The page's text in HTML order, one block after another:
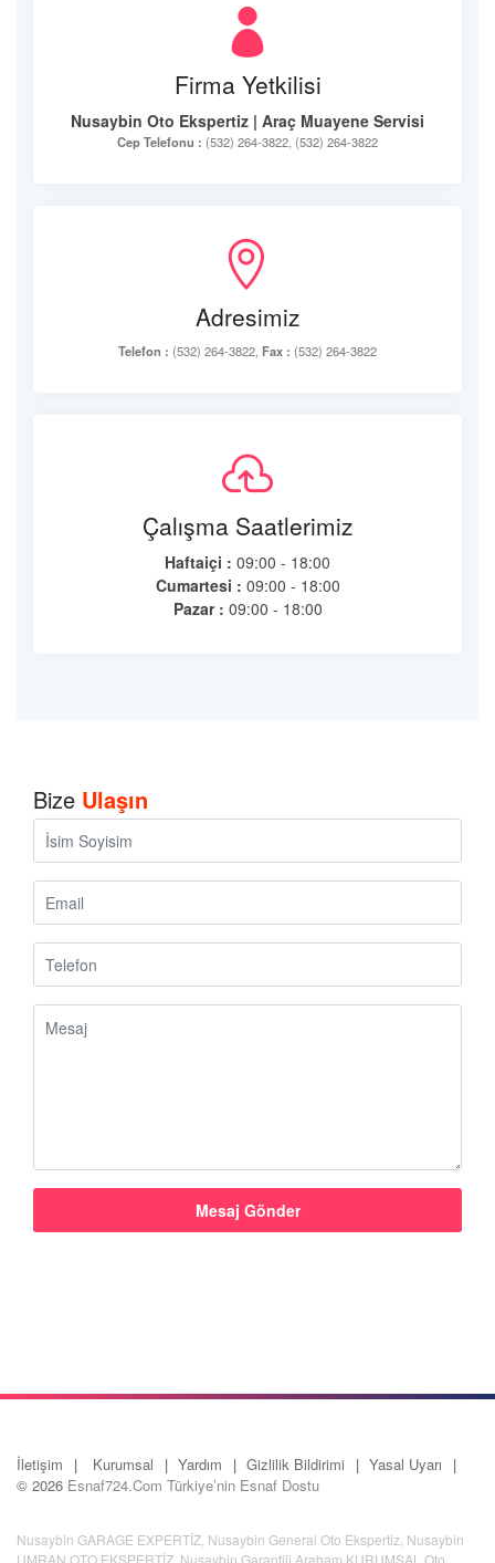
Firma Yetkilisi
Nusaybin Oto Ekspertiz | Araç Muayene Servisi
Cep Telefonu : (532) 264-3822, (532) 264-3822
Adresimiz
Telefon : (532) 264-3822, Fax : (532) 264-3822
Çalışma Saatlerimiz
Haftaiçi : 09:00 - 18:00
Cumartesi : 09:00 - 18:00
Pazar : 09:00 - 18:00
Bize Ulaşın
İletişim Kurumsal Yardım Gizlilik Bildirimi
Yasal Uyarı
© 2026 Esnaf724.Com Türkiye’nin Esnaf Dostu
Nusaybin GARAGE EXPERTİZ Nusaybin General Oto Ekspertiz Nusaybin
UMRAN OTO EKSPERTİZ Nusaybin Garantili Arabam KURUMSAL Oto